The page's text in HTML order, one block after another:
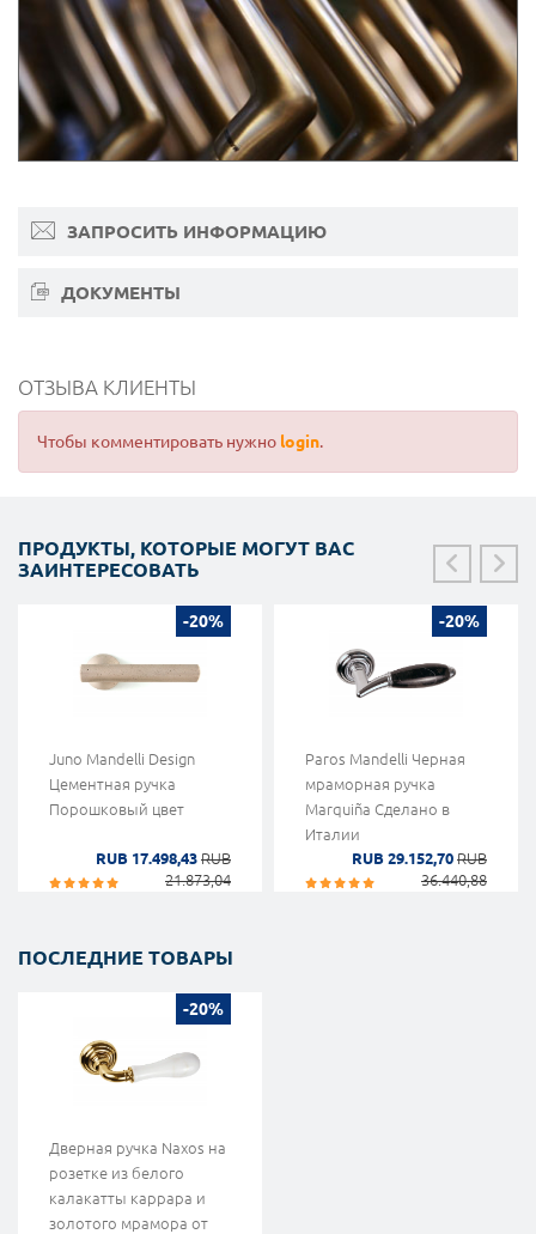
ЗАПРОСИТЬ ИНФОРМАЦИЮ
ДОКУМЕНТЫ
ОТЗЫВА КЛИЕНТЫ
Чтобы комментировать нужно login.
ПРОДУКТЫ, КОТОРЫЕ МОГУТ ВАС
ЗАИНТЕРЕСОВАТЬ
-20%
Juno Mandelli Design
Цементная ручка
Порошковый цвет
RUB 17.498,43 RUB
21.873,04
-20%
Paros Mandelli Черная
мраморная ручка
Marquiña Сделано в
Италии
RUB 29.152,70 RUB
36.440,88
ПОСЛЕДНИЕ ТОВАРЫ
-20%
Дверная ручка Naxos на
розетке из белого
калакатты каррара и
золотого мрамора от